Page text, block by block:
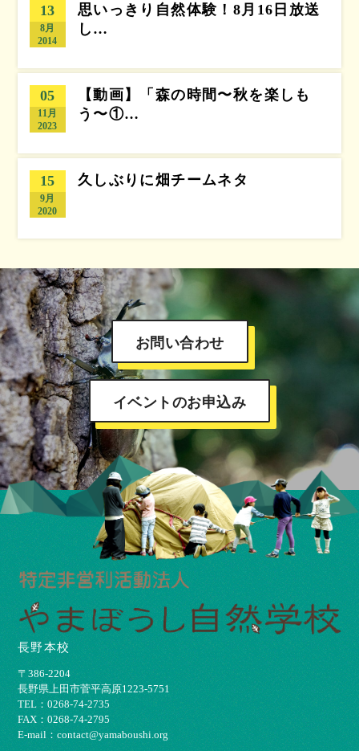
13
8月
2014
思いっきり自然体験！8月16日放送
し…
05
11月
2023
【動画】「森の時間〜秋を楽しも
う〜①…
15
9月
2020
久しぶりに畑チームネタ
お問い合わせ
イベントのお申込み
長野本校
〒386-2204
⻑野県上⽥市菅平⾼原1223-5751
TEL：0268-74-2735
FAX：0268-74-2795
E-mail：contact@yamaboushi.org